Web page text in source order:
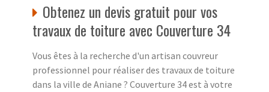
Obtenez un devis gratuit pour vos
travaux de toiture avec Couverture 34
Vous êtes à la recherche d'un artisan couvreur
professionnel pour réaliser des travaux de toiture
dans la ville de Aniane ? Couverture 34 est à votre